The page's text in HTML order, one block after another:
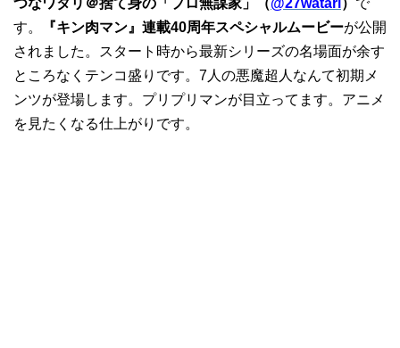
つなワタリ＠捨て身の「プロ無謀家」（@27watari） で
す。
『キン肉マン』連載40周年スペシャルムービーが公開
されました。スタート時から最新シリーズの名場面が余す
ところなくテンコ盛りです。7人の悪魔超人なんて初期メ
ンツが登場します。プリプリマンが目立ってます。アニメ
を見たくなる仕上がりです。